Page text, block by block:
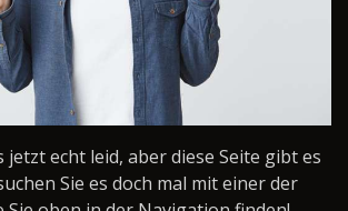
jetzt echt leid, aber diese Seite gibt es
Sie es doch mal mit einer der